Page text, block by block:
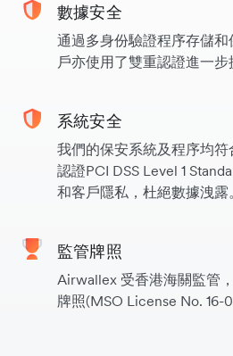
數據安全
通過多身份驗證程序存儲
戶亦使用了雙重認證進一步
系統安全
我們的保安系統及程序均
認證PCI DSS Level 1
和客戶隱私，杜絕數據洩露。
監管牌照
Airwallex 受香港海關監管
牌照(MSO License No. 16-